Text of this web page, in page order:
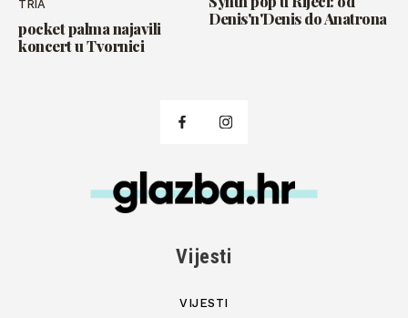
TRIA
pocket palma najavili
koncert u Tvornici
Denis'n'Denis do Anatrona
Vijesti
VIJESTI